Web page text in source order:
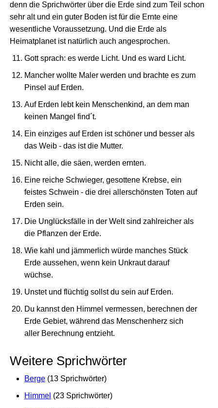
denn die Sprichwörter über die Erde sind zum Teil schon
sehr alt und ein guter Boden ist für die Ernte eine
wesentliche Voraussetzung. Und die Erde als
Heimatplanet ist natürlich auch angesprochen.
Gott sprach: es werde Licht. Und es ward Licht.
Mancher wollte Maler werden und brachte es zum
Pinsel auf Erden.
Auf Erden lebt kein Menschenkind, an dem man
keinen Mangel find´t.
Ein einziges auf Erden ist schöner und besser als
das Weib - das ist die Mutter.
Nicht alle, die säen, werden ernten.
Eine reiche Schwieger, gesottene Krebse, ein
feistes Schwein - die drei allerschönsten Toten auf
Erden sein.
Die Unglücksfälle in der Welt sind zahlreicher als
die Pflanzen der Erde.
Wie kahl und jämmerlich würde manches Stück
Erde aussehen, wenn kein Unkraut darauf
wüchse.
Unstet und flüchtig sollst du sein auf Erden.
Du kannst den Himmel vermessen, berechnen der
Erde Gebiet, während das Menschenherz sich
aller Berechnung entzieht.
Weitere Sprichwörter
Berge (13 Sprichwörter)
Himmel (23 Sprichwörter)